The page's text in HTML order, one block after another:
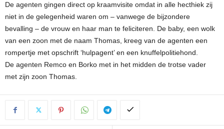
De agenten gingen direct op kraamvisite omdat in alle hecthiek zij
niet in de gelegenheid waren om – vanwege de bijzondere
bevalling – de vrouw en haar man te feliciteren. De baby, een wolk
van een zoon met de naam Thomas, kreeg van de agenten een
rompertje met opschrift ‘hulpagent’ en een knuffelpolitiehond.
De agenten Remco en Borko met in het midden de trotse vader
met zijn zoon Thomas.